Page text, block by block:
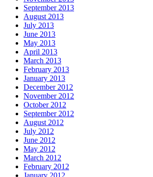
September 2013
August 2013
July 2013
June 2013
May 2013
April 2013
March 2013
February 2013
January 2013
December 2012
November 2012
October 2012
September 2012
August 2012
July 2012
June 2012
May 2012
March 2012
February 2012